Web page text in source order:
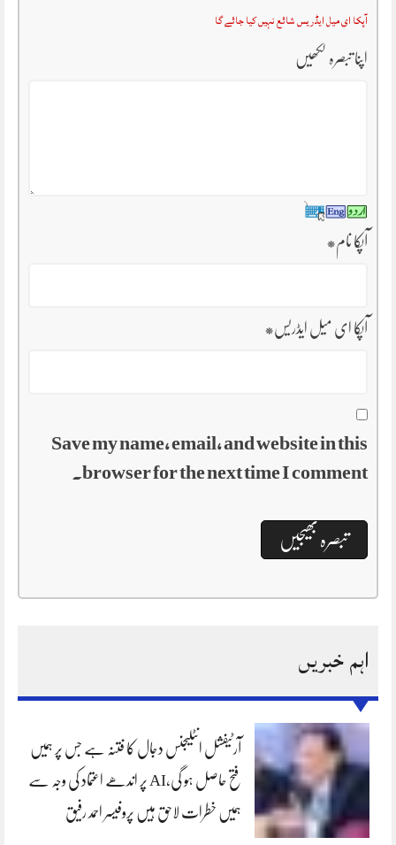
آپکا ای میل ایڈریس شائع نہیں کیا جائے گا
اپنا تبصرہ لکھیں
آپکا نام*
آپکا ای میل ایڈریس*
Save my name, email, and website in this
browser for the next time I comment.
اہم خبریں
آرٹیفشل انٹلیجنس دجال کا فتنہ ہے جس پر ہمیں
فتح حاصل ہو گی،AI پر اندھے اعتماد کی وجہ سے
ہمیں خطرات لاحق ہیں پروفیسر احمد رفیق